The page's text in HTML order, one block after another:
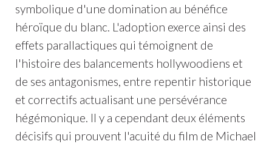
symbolique d'une domination au bénéfice
héroïque du blanc. L'adoption exerce ainsi des
effets parallactiques qui témoignent de
l'histoire des balancements hollywoodiens et
de ses antagonismes, entre repentir historique
et correctifs actualisant une persévérance
hégémonique. Il y a cependant deux éléments
décisifs qui prouvent l'acuité du film de Michael